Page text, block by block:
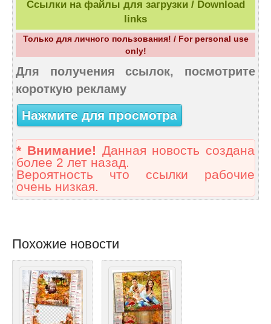
Ссылки на файлы для загрузки / Download
links
Только для личного пользования! / For personal use
only!
Для получения ссылок, посмотрите
короткую рекламу
Нажмите для просмотра
* Внимание! Данная новость создана
более 2 лет назад.
Вероятность что ссылки рабочие
очень низкая.
Похожие новости